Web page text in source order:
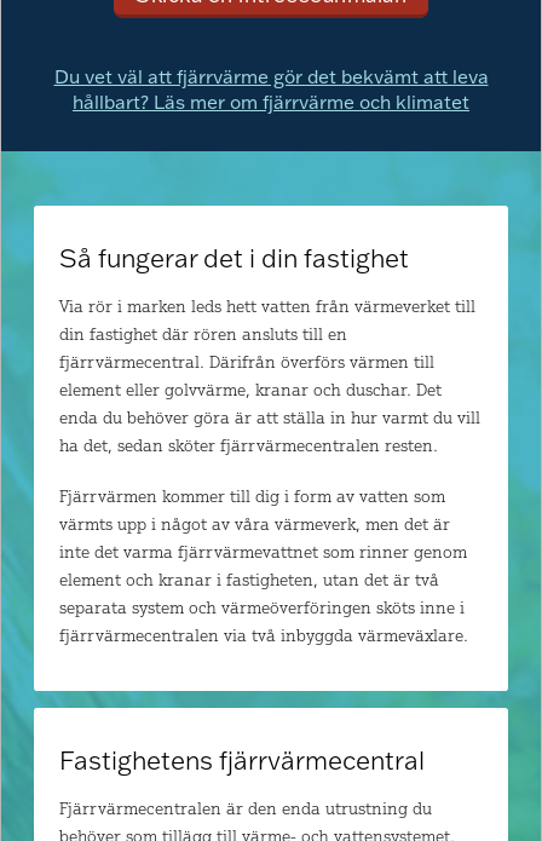
Du vet väl att fjärrvärme gör det bekvämt att leva
hållbart? Läs mer om fjärrvärme och klimatet
Så fungerar det i din fastighet
Via rör i marken leds hett vatten från värmeverket till
din fastighet där rören ansluts till en
fjärrvärmecentral. Därifrån överförs värmen till
element eller golvvärme, kranar och duschar. Det
enda du behöver göra är att ställa in hur varmt du vill
ha det, sedan sköter fjärrvärmecentralen resten.
Fjärrvärmen kommer till dig i form av vatten som
värmts upp i något av våra värmeverk, men det är
inte det varma fjärrvärmevattnet som rinner genom
element och kranar i fastigheten, utan det är två
separata system och värmeöverföringen sköts inne i
fjärrvärmecentralen via två inbyggda värmeväxlare.
Fastighetens fjärrvärmecentral
Fjärrvärmecentralen är den enda utrustning du
behöver som tillägg till värme- och vattensystemet.